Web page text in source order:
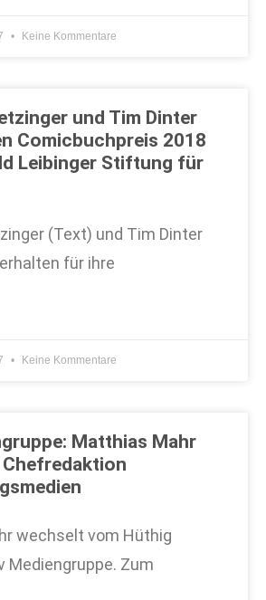
Keine Kommentare
und Tim Dinter
Comicbuchpreis 2018
Leibinger Stiftung für
(Text) und Tim Dinter
für ihre
Keine Kommentare
Matthias Mahr
wechselt vom Hüthig
Mediengruppe. Zum